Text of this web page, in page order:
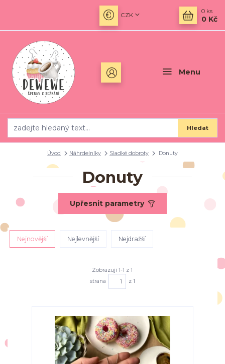
Menu
CZK
Hledat
0 ks
0 Kč
Úvod Náhrdelníky Sladké dobroty Donuty
Donuty
Upřesnit parametry
Nejnovější Nejlevnější Nejdražší
Zobrazuji 1-1 z 1
strana
z 1